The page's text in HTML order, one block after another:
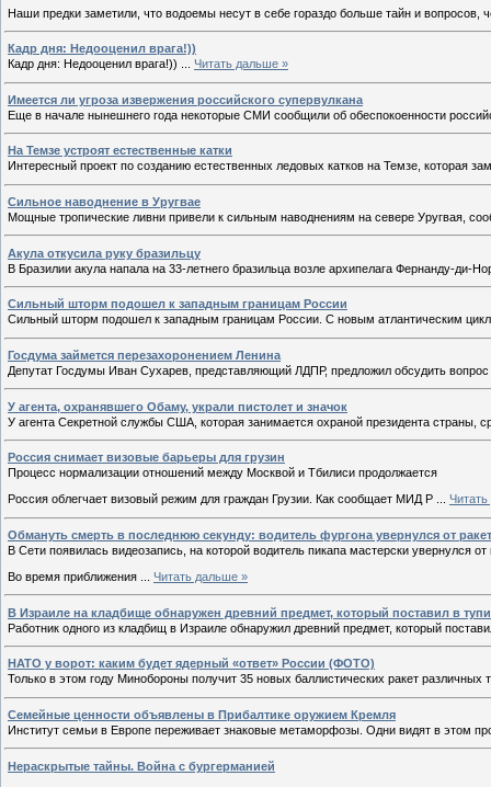
Наши предки заметили, что водоемы несут в себе гораздо больше тайн и
Кадр дня: Недооценил врага!))
Кадр дня: Недооценил врага!))
Читать дальше »
Имеется ли угроза извержения российского супервулкана
Еще в начале нынешнего года некоторые СМИ сообщили об обеспокоенности
На Темзе устроят естественные катки
Интересный проект по созданию естественных ледовых катков на Темзе, которая
Сильное наводнение в Уругвае
Мощные тропические ливни привели к сильным наводнениям на севере Уругвая,
Акула откусила руку бразильцу
В Бразилии акула напала на 33-летнего бразильца возле архипелага Фернанду-ди-
Сильный шторм подошел к западным границам России
Сильный шторм подошел к западным границам России. С новым атлантическим
Госдума займется перезахоронением Ленина
Депутат Госдумы Иван Сухарев, представляющий ЛДПР, предложил обсудить
У агента, охранявшего Обаму, украли пистолет и значок
У агента Секретной службы США, которая занимается охраной президента
Россия снимает визовые барьеры для грузин
Процесс нормализации отношений между Москвой и Тбилиси продолжается
Россия облегчает визовый режим для граждан Грузии. Как сообщает МИД Р ...
Обмануть смерть в последнюю секунду: водитель фургона увернулся от
В Сети появилась видеозапись, на которой водитель пикапа мастерски увернулся
Во время приближения
Читать дальше »
В Израиле на кладбище обнаружен древний предмет, который поставил в
Работник одного из кладбищ в Израиле обнаружил древний предмет, который
НАТО у ворот: каким будет ядерный «ответ» России (ФОТО)
Только в этом году Минобороны получит 35 новых баллистических ракет
Cемейные ценности объявлены в Прибалтике оружием Кремля
Институт семьи в Европе переживает знаковые метаморфозы. Одни видят в этом
Нераскрытые тайны. Война с бургерманией